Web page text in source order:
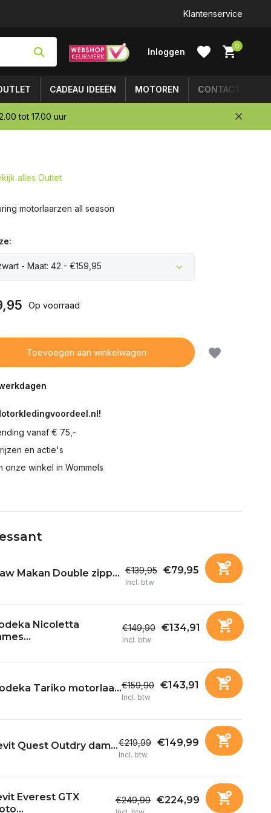
Klantenservice
Inloggen
0
CADEAU IDEEËN MOTOREN CONTACT
tot 17.00 uur
alles Outlet
motorlaarzen all season
- Maat: 42 - €159,95
Op voorraad
Toevoegen aan winkelwagen
vanaf € 75,-
en actie's
onze winkel in Wommels
Makan Double zipp... €139,95 €79,95
Incl. btw
Nicoletta
€149,90 €134,91
Incl. btw
Tariko motorlaa...€159,90 €143,91
Incl. btw
Quest Outdry dam...€219,99 €149,99
Incl. btw
Everest GTX
€249,99 €224,99